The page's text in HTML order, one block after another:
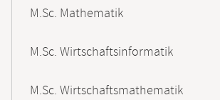
M.Sc. Mathematik
M.Sc. Wirtschaftsinformatik
M.Sc. Wirtschaftsmathematik